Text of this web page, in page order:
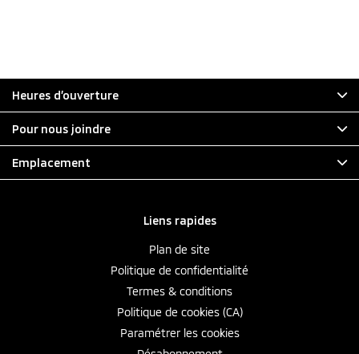
Liens rapides
Plan de site
Politique de confidentialité
Termes & conditions
Politique de cookies (CA)
Paramétrer les cookies
Heures d’ouverture
Pour nous joindre
Emplacement